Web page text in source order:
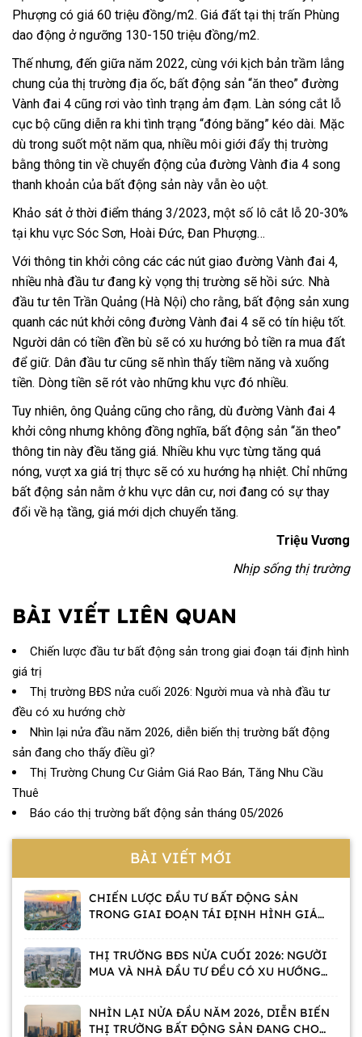
Phượng có giá 60 triệu đồng/m2. Giá đất tại thị trấn Phùng
dao động ở ngưỡng 130-150 triệu đồng/m2.
Thế nhưng, đến giữa năm 2022, cùng với kịch bản trầm lắng
chung của thị trường địa ốc, bất động sản “ăn theo” đường
Vành đai 4 cũng rơi vào tình trạng ảm đạm. Làn sóng cắt lỗ
cục bộ cũng diễn ra khi tình trạng “đóng băng” kéo dài. Mặc
dù trong suốt một năm qua, nhiều môi giới đẩy thị trường
bằng thông tin về chuyển động của đường Vành đia 4 song
thanh khoản của bất động sản này vẫn èo uột.
Khảo sát ở thời điểm tháng 3/2023, một số lô cắt lỗ 20-30%
tại khu vực Sóc Sơn, Hoài Đức, Đan Phượng…
Với thông tin khởi công các các nút giao đường Vành đai 4,
nhiều nhà đầu tư đang kỳ vọng thị trường sẽ hồi sức. Nhà
đầu tư tên Trần Quảng (Hà Nội) cho rằng, bất động sản xung
quanh các nút khởi công đường Vành đai 4 sẽ có tín hiệu tốt.
Người dân có tiền đền bù sẽ có xu hướng bỏ tiền ra mua đất
để giữ. Dân đầu tư cũng sẽ nhìn thấy tiềm năng và xuống
tiền. Dòng tiền sẽ rót vào những khu vực đó nhiều.
Tuy nhiên, ông Quảng cũng cho rằng, dù đường Vành đai 4
khởi công nhưng không đồng nghĩa, bất động sản “ăn theo”
thông tin này đều tăng giá. Nhiều khu vực từng tăng quá
nóng, vượt xa giá trị thực sẽ có xu hướng hạ nhiệt. Chỉ những
bất động sản nằm ở khu vực dân cư, nơi đang có sự thay
đổi về hạ tầng, giá mới dịch chuyển tăng.
Triệu Vương
Nhịp sống thị trường
BÀI VIẾT LIÊN QUAN
Chiến lược đầu tư bất động sản trong giai đoạn tái định hình
giá trị
Thị trường BĐS nửa cuối 2026: Người mua và nhà đầu tư
đều có xu hướng chờ
Nhìn lại nửa đầu năm 2026, diễn biến thị trường bất động
sản đang cho thấy điều gì?
Thị Trường Chung Cư Giảm Giá Rao Bán, Tăng Nhu Cầu
Thuê
Báo cáo thị trường bất động sản tháng 05/2026
BÀI VIẾT MỚI
CHIẾN LƯỢC ĐẦU TƯ BẤT ĐỘNG SẢN
TRONG GIAI ĐOẠN TÁI ĐỊNH HÌNH GIÁ
THỊ TRƯỜNG BĐS NỬA CUỐI 2026: NGƯỜI
MUA VÀ NHÀ ĐẦU TƯ ĐỀU CÓ XU HƯỚNG
NHÌN LẠI NỬA ĐẦU NĂM 2026, DIỄN BIẾN
THỊ TRƯỜNG BẤT ĐỘNG SẢN ĐANG CHO